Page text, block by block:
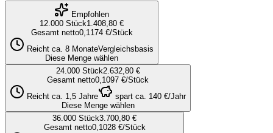
Empfohlen
12.000 Stück1.408,80 €
Gesamt netto0,1174 €/Stück
Reicht ca. 8 MonateVergleichsbasis
Diese Menge wählen
24.000Stück2.632,80 €
Gesamt netto0,1097 €/Stück
Reicht ca. 1,5 Jahre spart ca. 140 €/Jahr
Diese Menge wählen
36.000 Stück3.700,80 €
Gesamt netto0,1028 €/Stück